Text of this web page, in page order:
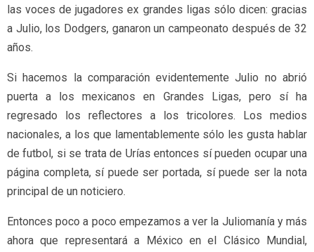
las voces de jugadores ex grandes ligas sólo dicen: gracias
a Julio, los Dodgers, ganaron un campeonato después de 32
años.
Si hacemos la comparación evidentemente Julio no abrió
puerta a los mexicanos en Grandes Ligas, pero sí ha
regresado los reflectores a los tricolores. Los medios
nacionales, a los que lamentablemente sólo les gusta hablar
de futbol, si se trata de Urías entonces sí pueden ocupar una
página completa, sí puede ser portada, sí puede ser la nota
principal de un noticiero.
Entonces poco a poco empezamos a ver la Juliomanía y más
ahora que representará a México en el Clásico Mundial,